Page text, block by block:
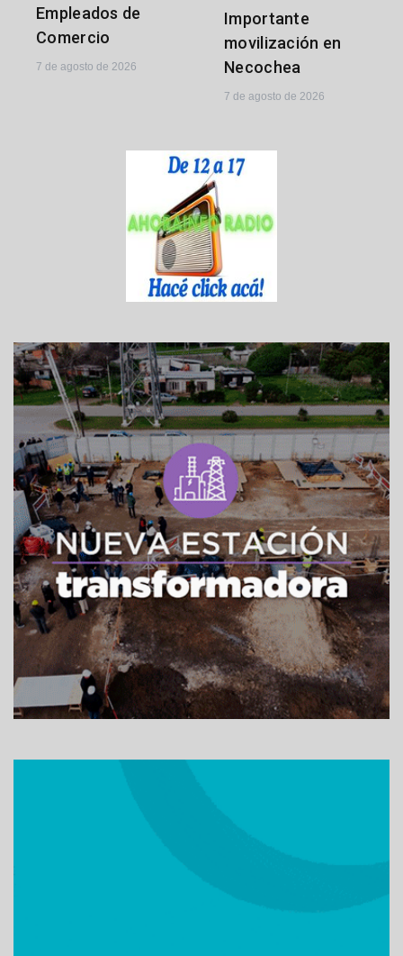
Empleados de
Comercio
7 de agosto de 2026
Importante
movilización en
Necochea
7 de agosto de 2026